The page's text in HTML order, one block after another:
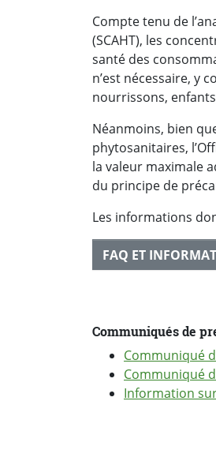
Compte tenu de
(SCAHT), les
santé des
n’est nécessaire, y
nourrissons,
Néanmoins, bien
phytosanitaires,
la valeur maximale
du principe de
Les informations
FAQ ET
Communiqués de
Communiqué
Communiqué
Information